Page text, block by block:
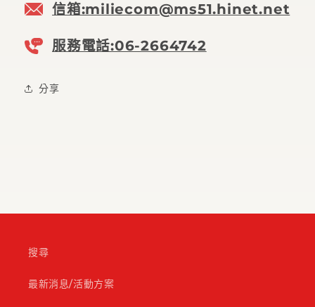
信箱:miliecom@ms51.hinet.net
服務電話:06-2664742
分享
搜尋
最新消息/活動方案